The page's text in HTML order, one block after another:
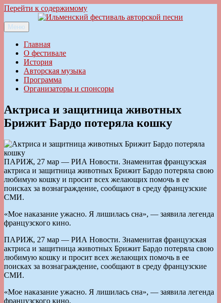
Перейти к содержимому
Ильменский фестиваль авторской песни
Меню
Главная
О фестивале
История
Авторская музыка
Программа
Организаторы и спонсоры
Актриса и защитница животных
Брижит Бардо потеряла кошку
ПАРИЖ, 27 мар — РИА Новости. Знаменитая французская
актриса и защитница животных Брижит Бардо потеряла свою
любимую кошку и просит всех желающих помочь в ее
поисках за вознаграждение, сообщают в среду французские
СМИ.
«Мое наказание ужасно. Я лишилась сна», — заявила легенда
французского кино.
ПАРИЖ, 27 мар — РИА Новости. Знаменитая французская
актриса и защитница животных Брижит Бардо потеряла свою
любимую кошку и просит всех желающих помочь в ее
поисках за вознаграждение, сообщают в среду французские
СМИ.
«Мое наказание ужасно. Я лишилась сна», — заявила легенда
французского кино.